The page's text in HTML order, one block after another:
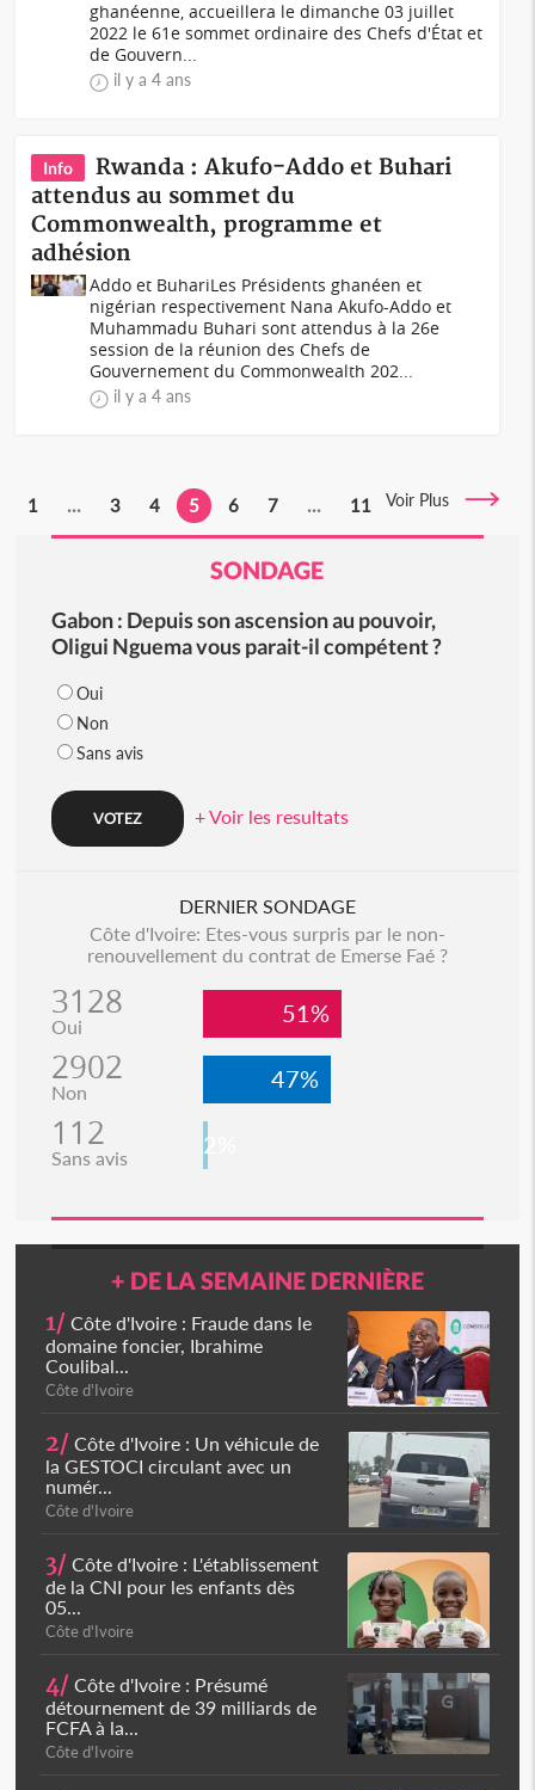
ghanéenne, accueillera le dimanche 03 juillet
2022 le 61e sommet ordinaire des Chefs d'État et
de Gouvern...
il y a 4 ans
Info
Rwanda : Akufo-Addo et Buhari
attendus au sommet du
Commonwealth, programme et
adhésion
Addo et BuhariLes Présidents ghanéen et
nigérian respectivement Nana Akufo-Addo et
Muhammadu Buhari sont attendus à la 26e
session de la réunion des Chefs de
Gouvernement du Commonwealth 202...
il y a 4 ans
1 ... 3 4 5 6 7 ... 11 Voir Plus
SONDAGE
Gabon : Depuis son ascension au pouvoir,
Oligui Nguema vous parait-il compétent ?
Oui
Non
Sans avis
+ Voir les resultats
DERNIER SONDAGE
Côte d'Ivoire: Etes-vous surpris par le non-
renouvellement du contrat de Emerse Faé ?
3128
Oui 51%
2902
Non 47%
112
Sans avis 2%
+ DE LA SEMAINE DERNIÈRE
1/ Côte d'Ivoire : Fraude dans le
domaine foncier, Ibrahime
Coulibal...
Côte d'Ivoire
2/ Côte d'Ivoire : Un véhicule de
la GESTOCI circulant avec un
numér...
Côte d'Ivoire
3/ Côte d'Ivoire : L'établissement
de la CNI pour les enfants dès
05...
Côte d'Ivoire
4/ Côte d'Ivoire : Présumé
détournement de 39 milliards de
FCFA à la...
Côte d'Ivoire